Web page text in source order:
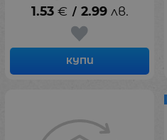
1.53 € / 2.99 лв.
КУПИ